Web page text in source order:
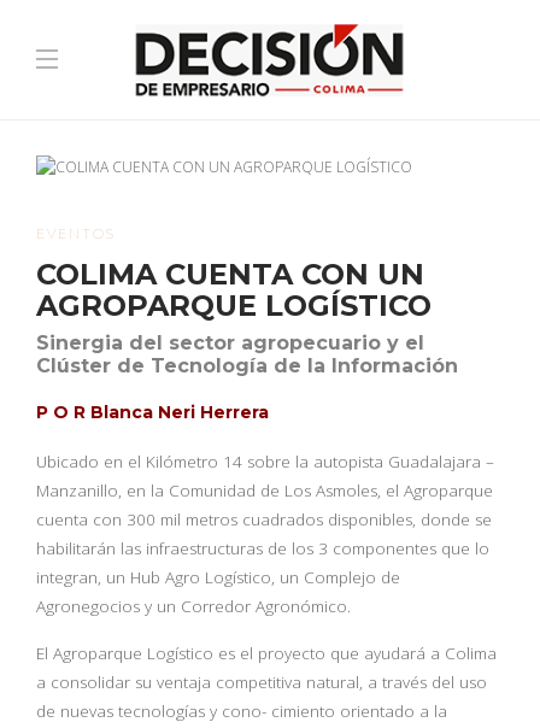
EVENTOS
COLIMA CUENTA CON UN
AGROPARQUE LOGÍSTICO
Sinergia del sector agropecuario y el
Clúster de Tecnología de la Información
P O R Blanca Neri Herrera
Ubicado en el Kilómetro 14 sobre la autopista Guadalajara –
Manzanillo, en la Comunidad de Los Asmoles, el Agroparque
cuenta con 300 mil metros cuadrados disponibles, donde se
habilitarán las infraestructuras de los 3 componentes que lo
integran, un Hub Agro Logístico, un Complejo de
Agronegocios y un Corredor Agronómico.
El Agroparque Logístico es el proyecto que ayudará a Colima
a consolidar su ventaja competitiva natural, a través del uso
de nuevas tecnologías y cono- cimiento orientado a la